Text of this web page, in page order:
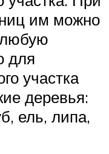
им можно
любую
для
участка
деревья:
ель, липа,